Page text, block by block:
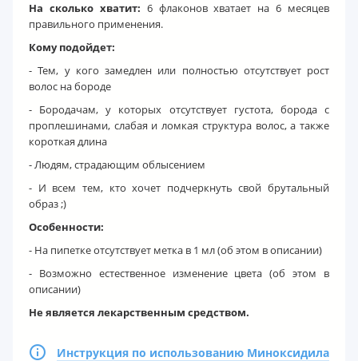
На сколько хватит: 6 флаконов хватает на 6 месяцев
правильного применения.
Кому подойдет:
- Тем, у кого замедлен или полностью отсутствует рост
волос на бороде
- Бородачам, у которых отсутствует густота, борода с
проплешинами, слабая и ломкая структура волос, а также
короткая длина
- Людям, страдающим облысением
- И всем тем, кто хочет подчеркнуть свой брутальный
образ ;)
Особенности:
- На пипетке отсутствует метка в 1 мл (об этом в описании)
- Возможно естественное изменение цвета (об этом в
описании)
Не является лекарственным средством.
Инструкция по использованию Миноксидила